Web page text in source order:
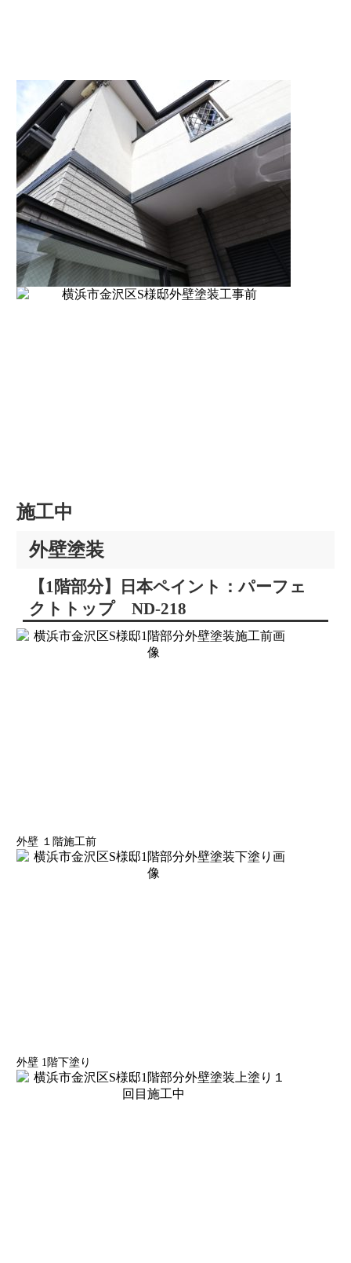
施工中
外壁塗装
【1階部分】日本ペイント：パーフェ
クトトップ ND-218
外壁 １階施工前
外壁 1階下塗り